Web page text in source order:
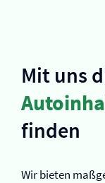
Mit uns
finden
Wir bieten